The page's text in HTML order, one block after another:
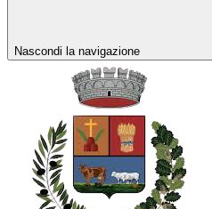
Nascondi la navigazione